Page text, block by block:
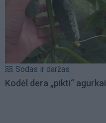
Sodas ir daržas
Kodėl dera „pikti“ agurkai